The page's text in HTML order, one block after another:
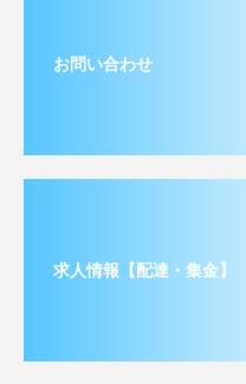
お問い合わせ
求人情報【配達・集金】